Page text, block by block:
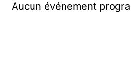
Aucun événement